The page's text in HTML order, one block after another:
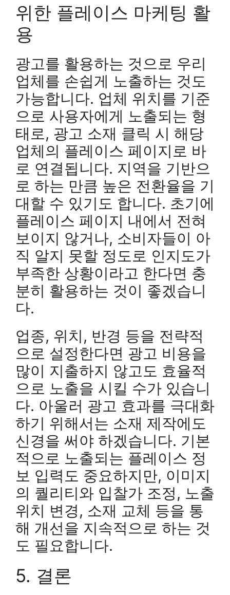
위한 플레이스 마케팅 활
용
광고를 활용하는 것으로 우리
업체를 손쉽게 노출하는 것도
가능합니다. 업체 위치를 기준
으로 사용자에게 노출되는 형
태로, 광고 소재 클릭 시 해당
업체의 플레이스 페이지로 바
로 연결됩니다. 지역을 기반으
로 하는 만큼 높은 전환율을 기
대할 수 있기도 합니다. 초기에
플레이스 페이지 내에서 전혀
보이지 않거나, 소비자들이 아
직 알지 못할 정도로 인지도가
부족한 상황이라고 한다면 충
분히 활용하는 것이 좋겠습니
다.
업종, 위치, 반경 등을 전략적
으로 설정한다면 광고 비용을
많이 지출하지 않고도 효율적
으로 노출을 시킬 수가 있습니
다. 아울러 광고 효과를 극대화
하기 위해서는 소재 제작에도
신경을 써야 하겠습니다. 기본
적으로 노출되는 플레이스 정
보 입력도 중요하지만, 이미지
의 퀄리티와 입찰가 조정, 노출
위치 변경, 소재 교체 등을 통
해 개선을 지속적으로 하는 것
도 필요합니다.
5. 결론